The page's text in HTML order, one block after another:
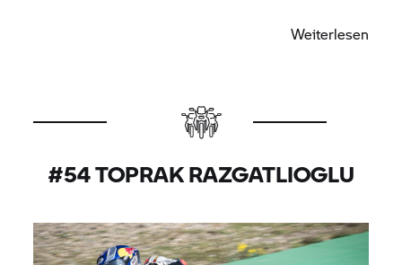
Weiterlesen
#54 TOPRAK RAZGATLIOGLU